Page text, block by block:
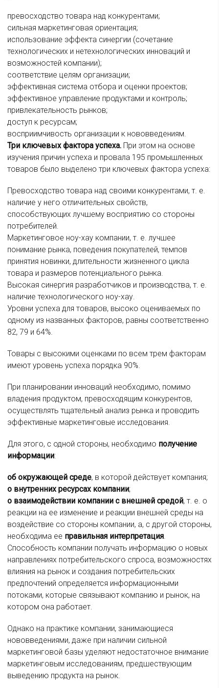
превосходство товара над конкурентами;
сильная маркетинговая ориентация;
использование эффекта синергии (сочетание
технологических и нетехнологических инноваций и
возможностей компании);
соответствие целям организации;
эффективная система отбора и оценки проектов;
эффективное управление продуктами и контроль;
привлекательность рынков;
доступ к ресурсам;
восприимчивость организации к нововведениям.
Три ключевых фактора успеха. При этом на основе
изучения причин успеха и провала 195 промышленных
товаров было выделено три ключевых фактора успеха:
Превосходство товара над своими конкурентами, т. е.
наличие у него отличительных свойств,
способствующих лучшему восприятию со стороны
потребителей.
Маркетинговое ноу-хау компании, т. е. лучшее
понимание рынка, поведения покупателей, темпов
принятия новинки, длительности жизненного цикла
товара и размеров потенциального рынка.
Высокая синергия разработчиков и производства, т. е.
наличие технологического ноу-хау.
Уровни успеха для товаров, высоко оцениваемых по
одному из названных факторов, равны соответственно
82, 79 и 64%.
Товары с высокими оценками по всем трем факторам
имеют уровень успеха порядка 90%.
При планировании инноваций необходимо, помимо
владения продуктом, превосходящим конкурентов,
осуществлять тщательный анализ рынка и проводить
эффективные маркетинговые исследования.
Для этого, с одной стороны, необходимо получение
информации:
об окружающей среде, в которой действует компания;
о внутренних ресурсах компании;
о взаимодействии компании с внешней средой, т. е. о
реакции на ее изменение и реакции внешней среды на
воздействие со стороны компании, а, с другой стороны,
необходима ее правильная интерпретация.
Способность компании получать информацию о новых
направлениях потребительского спроса, возможностях
влияния на рынок и создания потребительских
предпочтений определяется информационными
потоками, которые связывают компанию и рынок, на
котором она работает.
Однако на практике компании, занимающиеся
нововведениями, даже при наличии сильной
маркетинговой базы уделяют недостаточное внимание
маркетинговым исследованиям, предшествующим
выведению продукта на рынок.